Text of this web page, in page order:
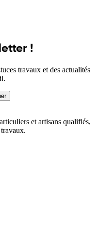
!
travaux et des actualités
et artisans qualifiés,